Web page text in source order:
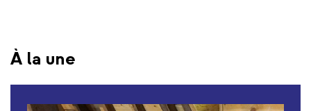
À la une